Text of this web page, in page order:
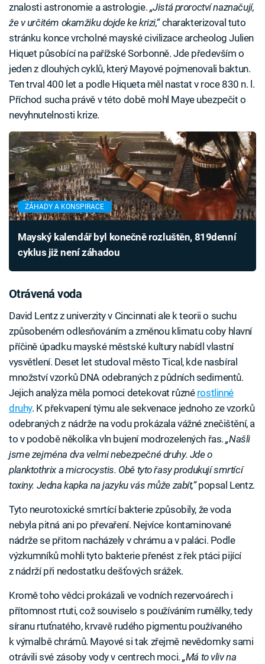
znalosti astronomie a astrologie. „Jistá proroctví naznačují,
že v určitém okamžiku dojde ke krizi,“charakterizoval tuto
stránku konce vrcholné mayské civilizace archeolog Julien
Hiquet působící na pařížské Sorbonně. Jde především o
jeden z dlouhých cyklů, který Mayové pojmenovali baktun.
Ten trval 400 let a podle Hiqueta měl nastat v roce 830 n. l.
Příchod sucha právě v této době mohl Maye ubezpečit o
nevyhnutelnosti krize.
ZÁHADY A KONSPIRACE
Mayský kalendář byl konečně rozluštěn, 819denní
cyklus již není záhadou
Otrávená voda
David Lentz z univerzity v Cincinnati ale k teorii o suchu
způsobeném odlesňováním a změnou klimatu coby hlavní
příčině úpadku mayské městské kultury nabídl vlastní
vysvětlení. Deset let studoval město Tical, kde nasbíral
množství vzorků DNA odebraných z půdních sedimentů.
Jejich analýza měla pomoci detekovat různé rostlinné
druhy. K překvapení týmu ale sekvenace jednoho ze vzorků
odebraných z nádrže na vodu prokázala vážné znečištění, a
to v podobě několika vln bujení modrozelených řas.„Našli
jsme zejména dva velmi nebezpečné druhy. Jde o
planktothrix a microcystis. Obě tyto řasy produkují smrtící
toxiny. Jedna kapka na jazyku vás může zabít,“popsal Lentz.
Tyto neurotoxické smrtící bakterie způsobily, že voda
nebyla pitná ani po převaření. Nejvíce kontaminované
nádrže se přitom nacházely v chrámu a v paláci. Podle
výzkumníků mohli tyto bakterie přenést z řek ptáci pijící
z nádrží při nedostatku dešťových srážek.
Kromě toho vědci prokázali ve vodních rezervoárech i
přítomnost rtuti, což souviselo s používáním rumělky, tedy
síranu rtuťnatého, krvavě rudého pigmentu používaného
k výmalbě chrámů. Mayové si tak zřejmě nevědomky sami
otrávili své zásoby vody v centrech moci.„Má to vliv na